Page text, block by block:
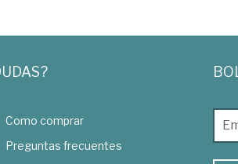
Como comprar
Preguntas frecuentes